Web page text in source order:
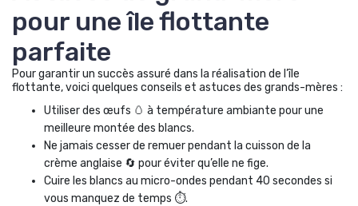
pour une île flottante
parfaite
Pour garantir un succès assuré dans la réalisation de l’île
flottante, voici quelques conseils et astuces des grands-mères :
Utiliser des œufs 🥚 à température ambiante pour une
meilleure montée des blancs.
Ne jamais cesser de remuer pendant la cuisson de la
crème anglaise 🔄 pour éviter qu’elle ne fige.
Cuire les blancs au micro-ondes pendant 40 secondes si
vous manquez de temps ⏱️.